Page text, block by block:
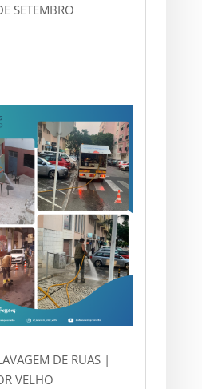
SETEMBRO
DE RUAS |
VELHO